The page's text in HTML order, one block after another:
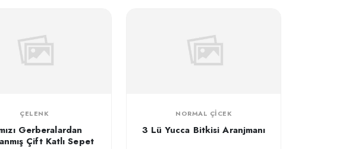
ÇELENK
Gerberalardan
Çift Katlı Sepet
NORMAL ÇICEK
3 Lü Yucca Bitkisi Aranjmanı